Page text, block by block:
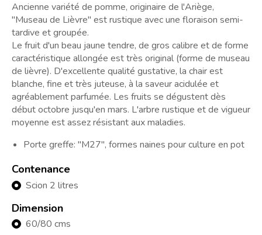
Ancienne variété de pomme, originaire de l'Ariège,
"Museau de Lièvre" est rustique avec une floraison semi-
tardive et groupée.
Le fruit d'un beau jaune tendre, de gros calibre et de forme
caractéristique allongée est très original (forme de museau
de lièvre). D'excellente qualité gustative, la chair est
blanche, fine et très juteuse, à la saveur acidulée et
agréablement parfumée. Les fruits se dégustent dès
début octobre jusqu'en mars. L'arbre rustique et de vigueur
moyenne est assez résistant aux maladies.
Porte greffe: "M27", formes naines pour culture en pot
Contenance
Scion 2 litres
Dimension
60/80 cms